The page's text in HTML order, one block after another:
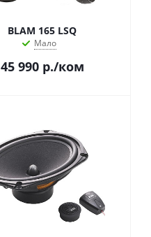
BLAM 165 LSQ
Мало
45 990р./ком